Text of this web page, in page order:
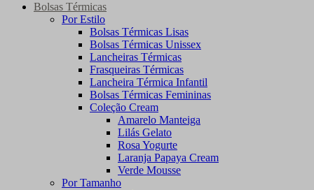
Bolsas Térmicas
Por Estilo
Bolsas Térmicas Lisas
Bolsas Térmicas Unissex
Lancheiras Térmicas
Frasqueiras Térmicas
Lancheira Térmica Infantil
Bolsas Térmicas Femininas
Coleção Cream
Amarelo Manteiga
Lilás Gelato
Rosa Yogurte
Laranja Papaya Cream
Verde Mousse
Por Tamanho